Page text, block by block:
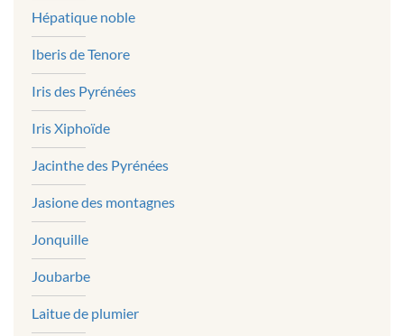
Hépatique noble
Iberis de Tenore
Iris des Pyrénées
Iris Xiphoïde
Jacinthe des Pyrénées
Jasione des montagnes
Jonquille
Joubarbe
Laitue de plumier